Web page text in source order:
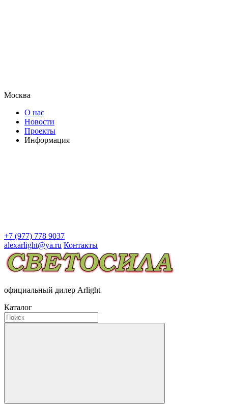
Москва
О нас
Новости
Проекты
Информация
+7 (977) 778 9037
alexarlight@ya.ru Контакты
официальный дилер Arlight
Каталог